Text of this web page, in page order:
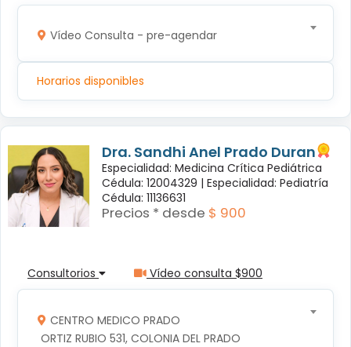
Vídeo Consulta - pre-agendar
Horarios disponibles
Dra. Sandhi Anel Prado Duran
Especialidad: Medicina Crítica Pediátrica
Cédula: 12004329 | Especialidad: Pediatría
Cédula: 11136631
Precios * desde $ 900
Consultorios Vídeo consulta $900
CENTRO MEDICO PRADO
ORTIZ RUBIO 531, COLONIA DEL PRADO